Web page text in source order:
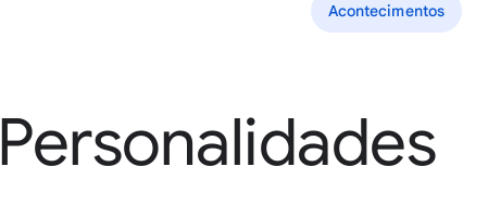
Acontecimentos
Personalidades